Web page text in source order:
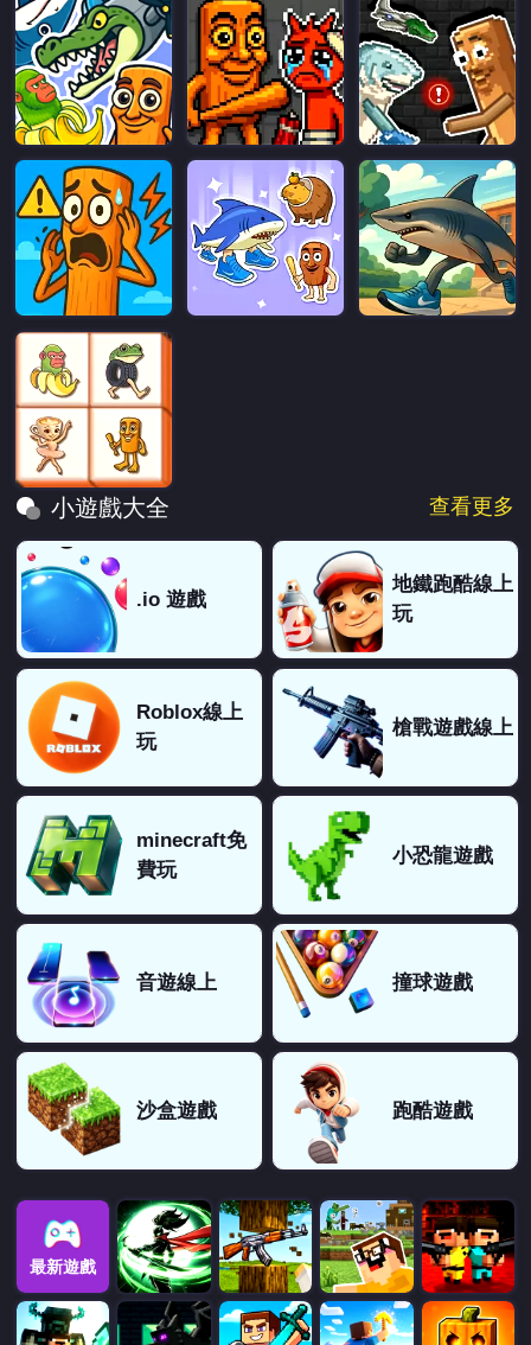
小遊戲大全 查看更多
.io 遊戲
地鐵跑酷線上
玩
Roblox線上
玩
槍戰遊戲線上
minecraft免
費玩
小恐龍遊戲
音遊線上 撞球遊戲
沙盒遊戲 跑酷遊戲
最新遊戲